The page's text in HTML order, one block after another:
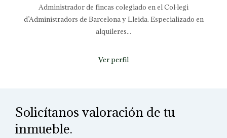
Administrador de fincas colegiado en el Col·legi
d’Administradors de Barcelona y Lleida. Especializado en
alquileres...
Ver perfil
Solicítanos valoración de tu
inmueble.